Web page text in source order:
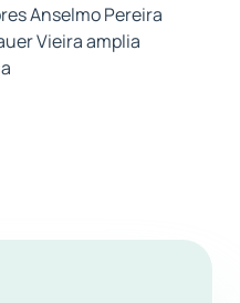
Anselmo Pereira
Vieira amplia